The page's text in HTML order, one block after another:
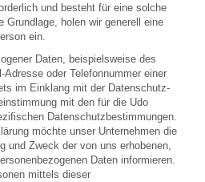
und besteht für eine solche
Grundlage, holen wir generell eine
ein.
Daten, beispielsweise des
oder Telefonnummer einer
im Einklang mit der Datenschutz-
mit den für die Udo
Datenschutzbestimmungen.
möchte unser Unternehmen die
und Zweck der von uns erhobenen,
Daten informieren.
mittels dieser